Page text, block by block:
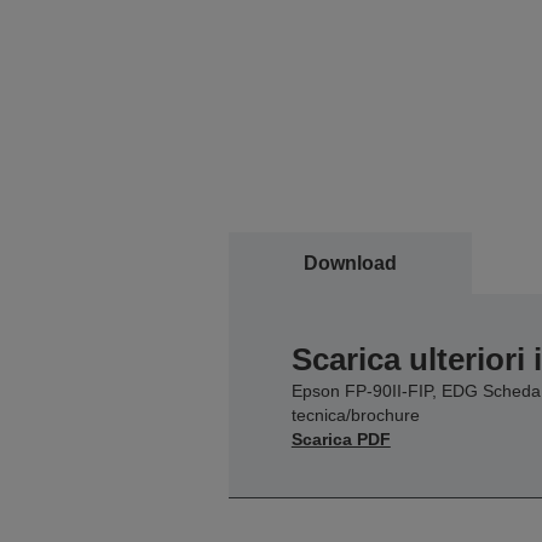
Download
Scarica ulteriori
Epson FP-90II-FIP, EDG Scheda
tecnica/brochure
Scarica PDF